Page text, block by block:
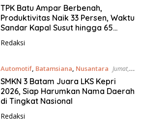
Selasa, 14/07/2026 - 05:55 WIB
TPK Batu Ampar Berbenah,
Produktivitas Naik 33 Persen, Waktu
Sandar Kapal Susut hingga 65
Redaksi
Automotif, Batamsiana Nusantara Jumat,
10/07/2026 - 22:28 WIB
SMKN 3 Batam Juara LKS Kepri
2026, Siap Harumkan Nama Daerah
di Tingkat Nasional
Redaksi